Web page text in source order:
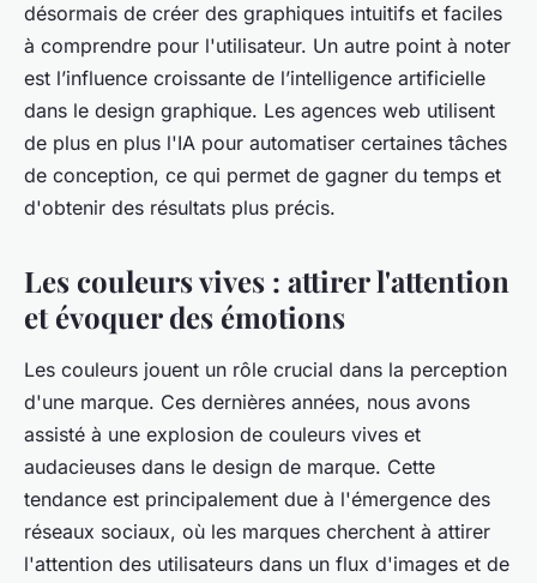
désormais de créer des graphiques intuitifs et faciles
à comprendre pour l'utilisateur. Un autre point à noter
est l’influence croissante de l’intelligence artificielle
dans le design graphique. Les agences web utilisent
de plus en plus l'IA pour automatiser certaines tâches
de conception, ce qui permet de gagner du temps et
d'obtenir des résultats plus précis.
Les couleurs vives : attirer l'attention
et évoquer des émotions
Les couleurs jouent un rôle crucial dans la perception
d'une marque. Ces dernières années, nous avons
assisté à une explosion de couleurs vives et
audacieuses dans le design de marque. Cette
tendance est principalement due à l'émergence des
réseaux sociaux, où les marques cherchent à attirer
l'attention des utilisateurs dans un flux d'images et de